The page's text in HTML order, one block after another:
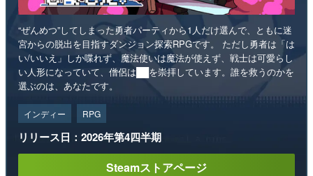
“ぜんめつ”してしまった勇者パーティから1人だけ選んで、ともに迷
宮からの脱出を目指すダンジョン探索RPGです。 ただし勇者は「は
い/いいえ」しか喋れず、魔法使いは魔法が使えず、戦士は可愛らし
い人形になっていて、僧侶は██を崇拝しています。誰を救うのかを
選ぶのは、あなたです。
インディー RPG
リリース日：2026年第4四半期
Steamストアページ